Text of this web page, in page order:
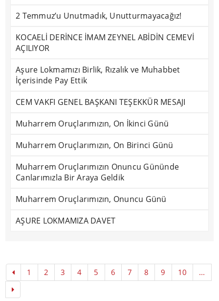
2 Temmuz’u Unutmadık, Unutturmayacağız!
KOCAELİ DERİNCE İMAM ZEYNEL ABİDİN CEMEVİ
AÇILIYOR
Aşure Lokmamızı Birlik, Rızalık ve Muhabbet
İçerisinde Pay Ettik
CEM VAKFI GENEL BAŞKANI TEŞEKKÜR MESAJI
Muharrem Oruçlarımızın, On İkinci Günü
Muharrem Oruçlarımızın, On Birinci Günü
Muharrem Oruçlarımızın Onuncu Gününde
Canlarımızla Bir Araya Geldik
Muharrem Oruçlarımızın, Onuncu Günü
AŞURE LOKMAMIZA DAVET
1 2 3 4 5 6 7 8 9 10 ...